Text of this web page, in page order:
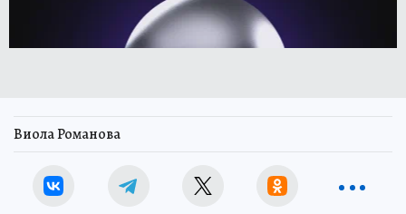
Виола Романова